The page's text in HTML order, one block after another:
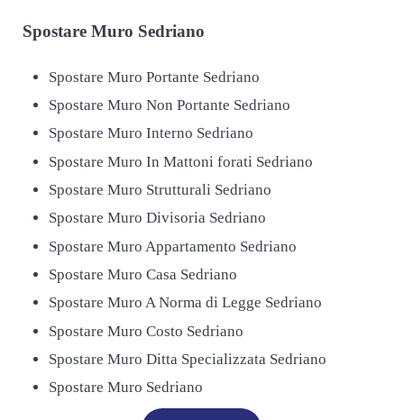
SpostareMuro Sedriano
Spostare Muro Portante Sedriano
Spostare Muro Non Portante Sedriano
Spostare Muro Interno Sedriano
Spostare Muro In Mattoni forati Sedriano
Spostare Muro Strutturali Sedriano
Spostare Muro Divisoria Sedriano
Spostare Muro Appartamento Sedriano
Spostare Muro Casa Sedriano
Spostare Muro A Norma di Legge Sedriano
Spostare Muro Costo Sedriano
Spostare Muro Ditta Specializzata Sedriano
Spostare Muro Sedriano